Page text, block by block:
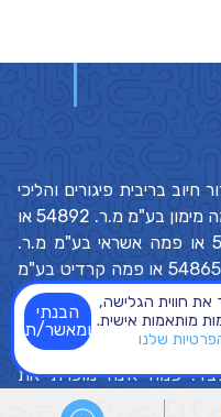
חיוב בריבית פיגורים והליכי
הוצאה לפועל. החברה המממנת- פמה מימון בע"מ מ.ר. 54892 או
פמה שירותי מימון בע"מ מ.ר. 54915 או פמה אשראי בע"מ מ.ר.
54897 או פמה סוכנויות בע"מ מ.ר. 54865 או פמה קרדיט בע"מ
תינתן בכפוף לעמידה
של כל לקוח, בכפוף
על ידי פמה.השירות
פמה אינה מוכרת את
הקשור לכלי הרכב. תנאי
חווית הגלישה,
מותאמות אישית.
שלנו
הבנתי
ומאשר/ת